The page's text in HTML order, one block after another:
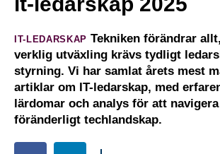
IT-LEDARSKAP Tekniken förändrar
verklig utväxling krävs tydligt
styrning. Vi har samlat årets mest
artiklar om IT-ledarskap, med
lärdomar och analys för att
föränderligt techlandskap.